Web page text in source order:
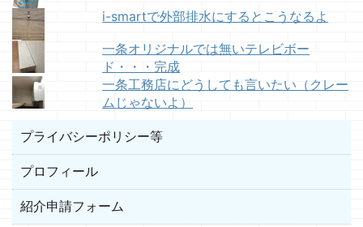
i-smartで外部排水にするとこうなるよ
一条オリジナルでは無いテレビボー
ド・・・完成
一条工務店にどうしても言いたい（クレー
ムじゃないよ）
プライバシーポリシー等
プロフィール
紹介申請フォーム